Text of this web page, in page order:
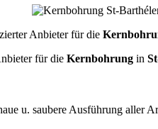
Anbieter für die
für die Kernbohrung in
u. saubere Ausführung aller